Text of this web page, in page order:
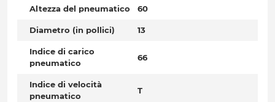
Altezza del pneumatico 60
Diametro (in pollici) 13
Indice di carico
pneumatico
66
Indice di velocità
pneumatico
T